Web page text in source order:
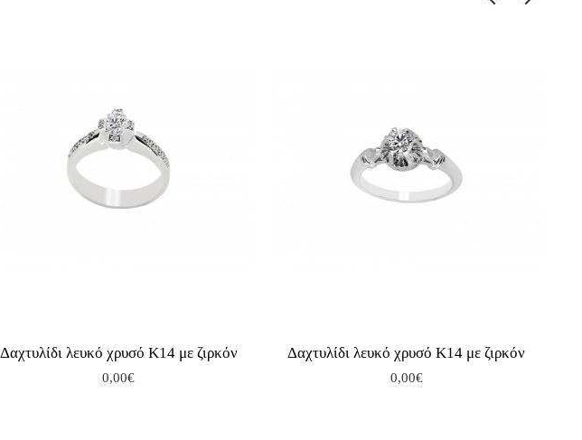
Δαχτυλίδι λευκό χρυσό Κ14 με ζιρκόν
0,00€
Δαχτυλίδι λευκό χρυσό Κ14 με ζιρκόν
0,00€